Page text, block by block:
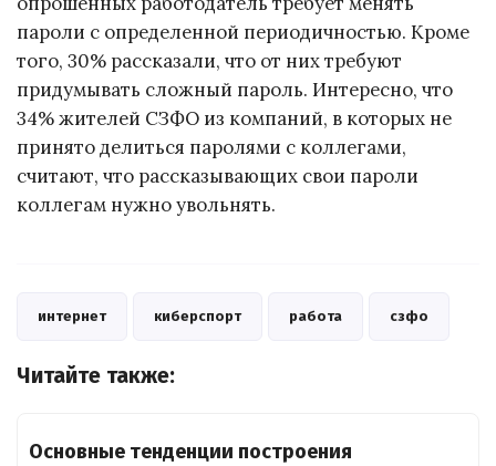
пароли с определенной периодичностью. Кроме
того, 30% рассказали, что от них требуют
придумывать сложный пароль. Интересно, что
34% жителей СЗФО из компаний, в которых не
принято делиться паролями с коллегами,
считают, что рассказывающих свои пароли
коллегам нужно увольнять.
интернет киберспорт работа сзфо
Читайте также:
Основные тенденции построения